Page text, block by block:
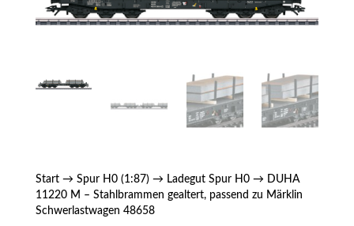
Start→ Spur H0 (1:87)→ Ladegut Spur H0→ DUHA
11220 M – Stahlbrammen gealtert, passend zu Märklin
Schwerlastwagen 48658